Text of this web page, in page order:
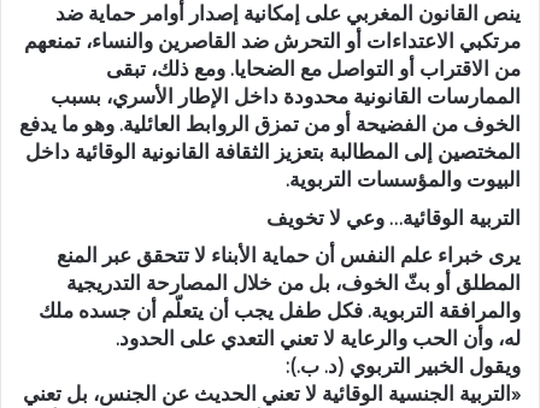
ينص القانون المغربي على إمكانية إصدار أوامر حماية ضد
مرتكبي الاعتداءات أو التحرش ضد القاصرين والنساء، تمنعهم
من الاقتراب أو التواصل مع الضحايا. ومع ذلك، تبقى
الممارسات القانونية محدودة داخل الإطار الأسري، بسبب
الخوف من الفضيحة أو من تمزق الروابط العائلية. وهو ما يدفع
المختصين إلى المطالبة بتعزيز الثقافة القانونية الوقائية داخل
البيوت والمؤسسات التربوية.
التربية الوقائية… وعي لا تخويف
يرى خبراء علم النفس أن حماية الأبناء لا تتحقق عبر المنع
المطلق أو بثّ الخوف، بل من خلال المصارحة التدريجية
والمرافقة التربوية. فكل طفل يجب أن يتعلّم أن جسده ملك
له، وأن الحب والرعاية لا تعني التعدي على الحدود.
ويقول الخبير التربوي (د. ب.):
«التربية الجنسية الوقائية لا تعني الحديث عن الجنس، بل تعني